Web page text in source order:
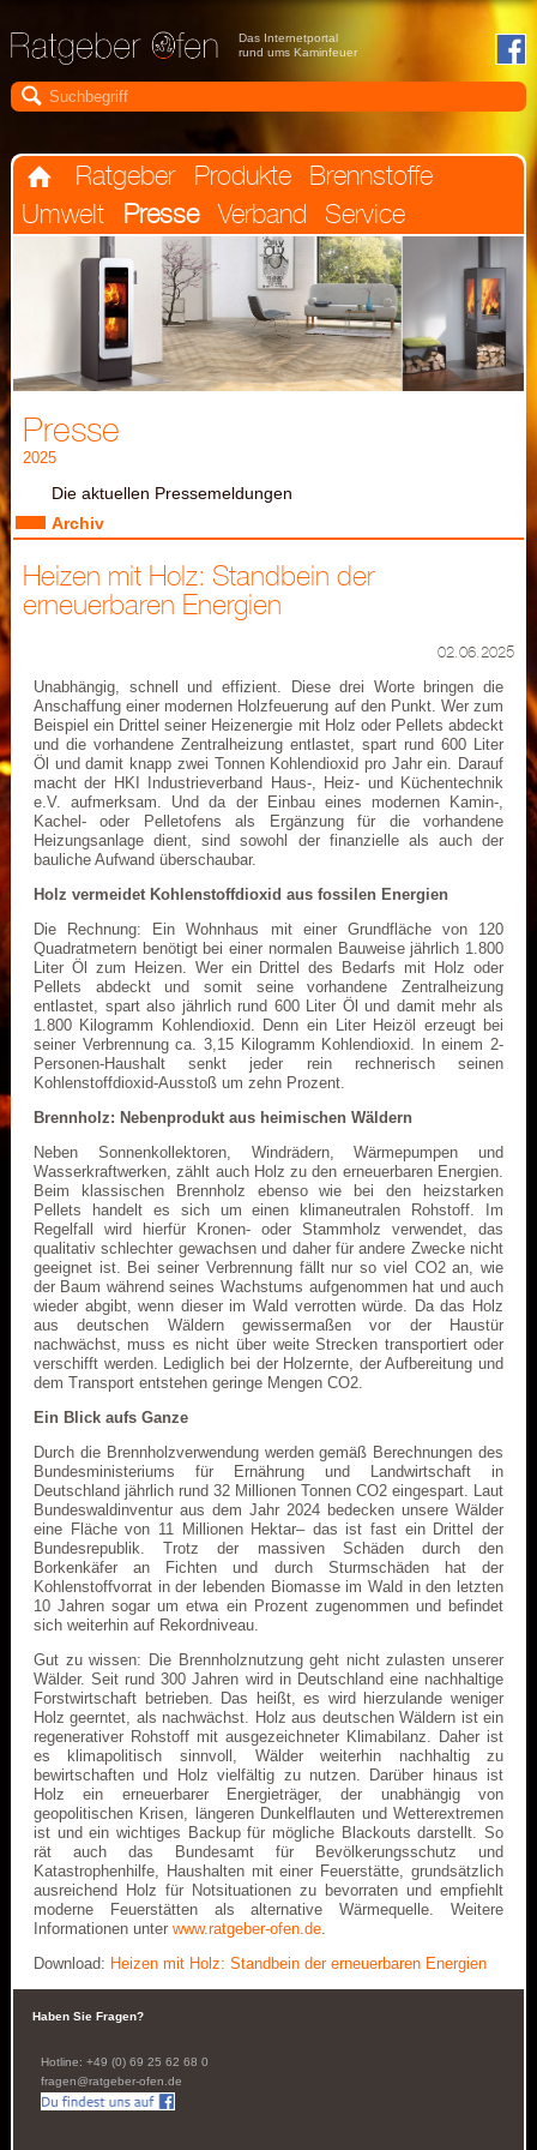
Das Internetportal
rund ums Kaminfeuer

 Ratgeber Produkte
Brennstoffe
Umwelt
Presse Verband Service
Presse
2025
Die aktuellen Pressemeldungen
Archiv
Heizen mit Holz: Standbein der
erneuerbaren Energien
02.06.2025
Unabhängig, schnell und effizient. Diese drei Worte bringen die
Anschaffung einer modernen Holzfeuerung auf den Punkt. Wer zum
Beispiel ein Drittel seiner Heizenergie mit Holz oder Pellets abdeckt
und die vorhandene Zentralheizung entlastet, spart rund 600 Liter
Öl und damit knapp zwei Tonnen Kohlendioxid pro Jahr ein. Darauf
macht der HKI Industrieverband Haus-, Heiz- und Küchentechnik
e.V. aufmerksam. Und da der Einbau eines modernen Kamin-,
Kachel- oder Pelletofens als Ergänzung für die vorhandene
Heizungsanlage dient, sind sowohl der finanzielle als auch der
bauliche Aufwand überschaubar.
Holz vermeidet Kohlenstoffdioxid aus fossilen Energien
Die Rechnung: Ein Wohnhaus mit einer Grundfläche von 120
Quadratmetern benötigt bei einer normalen Bauweise jährlich 1.800
Liter Öl zum Heizen. Wer ein Drittel des Bedarfs mit Holz oder
Pellets abdeckt und somit seine vorhandene Zentralheizung
entlastet, spart also jährlich rund 600 Liter Öl und damit mehr als
1.800 Kilogramm Kohlendioxid. Denn ein Liter Heizöl erzeugt bei
seiner Verbrennung ca. 3,15 Kilogramm Kohlendioxid. In einem 2-
Personen-Haushalt senkt jeder rein rechnerisch seinen
Kohlenstoffdioxid-Ausstoß um zehn Prozent.
Brennholz: Nebenprodukt aus heimischen Wäldern
Neben Sonnenkollektoren, Windrädern, Wärmepumpen und
Wasserkraftwerken, zählt auch Holz zu den erneuerbaren Energien.
Beim klassischen Brennholz ebenso wie bei den heizstarken
Pellets handelt es sich um einen klimaneutralen Rohstoff. Im
Regelfall wird hierfür Kronen- oder Stammholz verwendet, das
qualitativ schlechter gewachsen und daher für andere Zwecke nicht
geeignet ist. Bei seiner Verbrennung fällt nur so viel CO2 an, wie
der Baum während seines Wachstums aufgenommen hat und auch
wieder abgibt, wenn dieser im Wald verrotten würde. Da das Holz
aus deutschen Wäldern gewissermaßen vor der Haustür
nachwächst, muss es nicht über weite Strecken transportiert oder
verschifft werden. Lediglich bei der Holzernte, der Aufbereitung und
dem Transport entstehen geringe Mengen CO2.
Ein Blick aufs Ganze
Durch die Brennholzverwendung werden gemäß Berechnungen des
Bundesministeriums für Ernährung und Landwirtschaft in
Deutschland jährlich rund 32 Millionen Tonnen CO2 eingespart. Laut
Bundeswaldinventur aus dem Jahr 2024 bedecken unsere Wälder
eine Fläche von 11 Millionen Hektar– das ist fast ein Drittel der
Bundesrepublik. Trotz der massiven Schäden durch den
Borkenkäfer an Fichten und durch Sturmschäden hat der
Kohlenstoffvorrat in der lebenden Biomasse im Wald in den letzten
10 Jahren sogar um etwa ein Prozent zugenommen und befindet
sich weiterhin auf Rekordniveau.
Gut zu wissen: Die Brennholznutzung geht nicht zulasten unserer
Wälder. Seit rund 300 Jahren wird in Deutschland eine nachhaltige
Forstwirtschaft betrieben. Das heißt, es wird hierzulande weniger
Holz geerntet, als nachwächst. Holz aus deutschen Wäldern ist ein
regenerativer Rohstoff mit ausgezeichneter Klimabilanz. Daher ist
es klimapolitisch sinnvoll, Wälder weiterhin nachhaltig zu
bewirtschaften und Holz vielfältig zu nutzen. Darüber hinaus ist
Holz ein erneuerbarer Energieträger, der unabhängig von
geopolitischen Krisen, längeren Dunkelflauten und Wetterextremen
ist und ein wichtiges Backup für mögliche Blackouts darstellt. So
rät auch das Bundesamt für Bevölkerungsschutz und
Katastrophenhilfe, Haushalten mit einer Feuerstätte, grundsätzlich
ausreichend Holz für Notsituationen zu bevorraten und empfiehlt
moderne Feuerstätten als alternative Wärmequelle. Weitere
Informationen unter www.ratgeber-ofen.de.
Download: Heizen mit Holz: Standbein der erneuerbaren Energien
Haben Sie Fragen?
Hotline: +49 (0) 69 25 62 68 0
fragen@ratgeber-ofen.de